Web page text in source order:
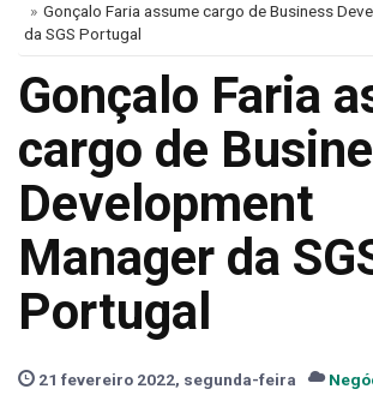
Gonçalo Faria assume cargo de Business
da SGS Portugal
Gonçalo Faria
cargo de
Development
Manager da
Portugal
21 fevereiro 2022, segunda-feira